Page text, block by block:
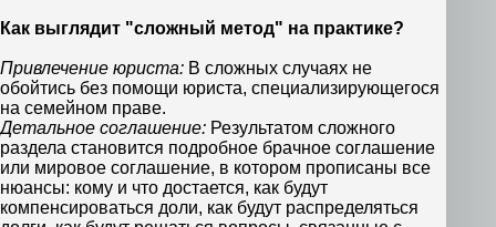
Как выглядит "сложный метод" на практике?
Привлечение юриста: В сложных случаях не
обойтись без помощи юриста, специализирующегося
на семейном праве.
Детальное соглашение: Результатом сложного
раздела становится подробное брачное соглашение
или мировое соглашение, в котором прописаны все
нюансы: кому и что достается, как будут
компенсироваться доли, как будут распределяться